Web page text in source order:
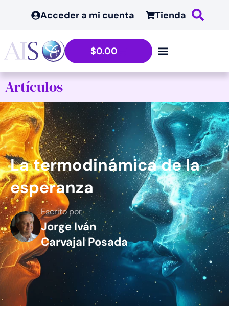
Acceder a mi cuenta Tienda
$0.00
Artículos
La termodinámica de la
esperanza
Escrito por
Jorge Iván
Carvajal Posada